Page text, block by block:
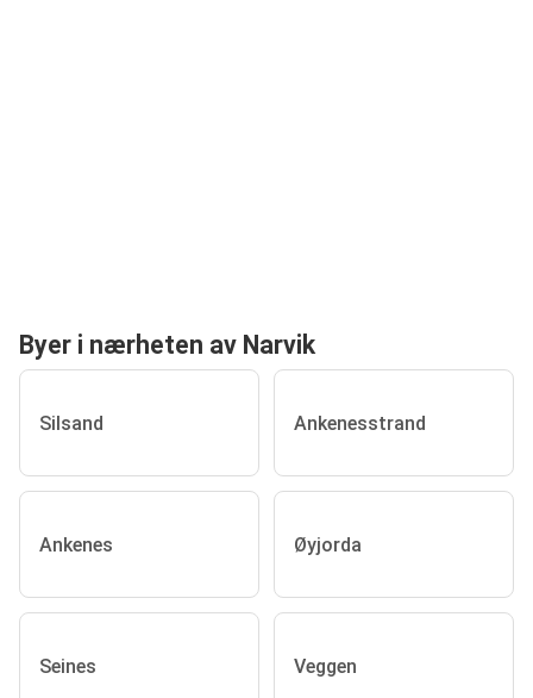
Byer i nærheten av Narvik
Silsand Ankenesstrand
Ankenes Øyjorda
Seines Veggen